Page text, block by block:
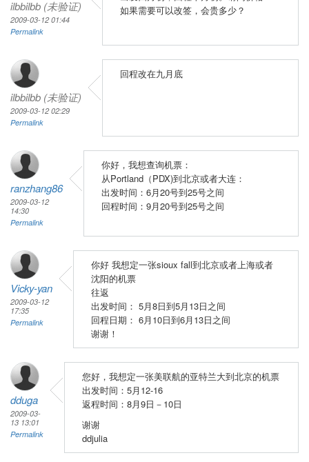
ilbbilbb (未验证)
2009-03-12 01:44
Permalink
如果需要可以改签，会贵多少？
ilbbilbb (未验证)
2009-03-12 02:29
Permalink
回程改在九月底
ranzhang86
2009-03-12
14:30
Permalink
你好，我想查询机票：
从Portland（PDX)到北京或者大连：
出发时间：6月20号到25号之间
回程时间：9月20号到25号之间
Vicky-yan
2009-03-12
17:35
Permalink
你好 我想定一张sioux fall到北京或者上海或者
沈阳的机票
往返
出发时间： 5月8日到5月13日之间
回程日期： 6月10日到6月13日之间
谢谢！
dduga
2009-03-
13 13:01
Permalink
您好，我想定一张美联航的亚特兰大到北京的机票
出发时间：5月12-16
返程时间：8月9日－10日
谢谢
ddjulia